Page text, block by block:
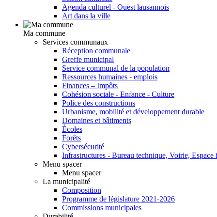
Agenda culturel - Ouest lausannois
Art dans la ville
Ma commune
Services communaux
Réception communale
Greffe municipal
Service communal de la population
Ressources humaines - emplois
Finances – Impôts
Cohésion sociale - Enfance - Culture
Police des constructions
Urbanisme, mobilité et développement durable
Domaines et bâtiments
Écoles
Forêts
Cybersécurité
Infrastructures - Bureau technique, Voirie, Espace
Menu spacer
Menu spacer
La municipalité
Composition
Programme de législature 2021-2026
Commissions municipales